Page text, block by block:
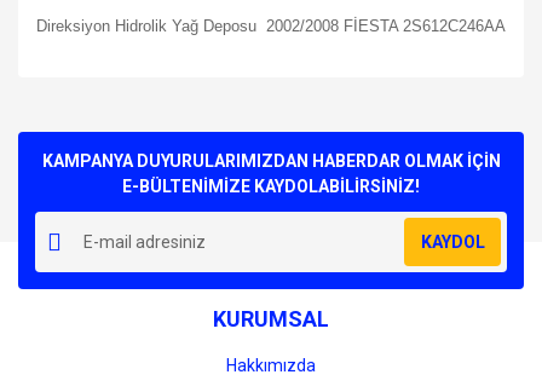
Direksiyon Hidrolik Yağ Deposu 2002/2008 FİESTA 2S612C246AA
Yorum Yaz
kullanarak tarafımıza iletebilirsiniz.
Görüş ve önerileriniz için teşekkür ederiz.
Ürün resmi kalitesiz, bozuk veya görüntülenemiyor.
Ürün açıklamasında eksik bilgiler bulunuyor.
Ürün bilgilerinde hatalar bulunuyor.
Ürün fiyatı diğer sitelerden daha pahalı.
KAMPANYA DUYURULARIMIZDAN HABERDAR OLMAK İÇİN
E-BÜLTENİMİZE KAYDOLABİLİRSİNİZ!
KAYDOL
KURUMSAL
Hakkımızda